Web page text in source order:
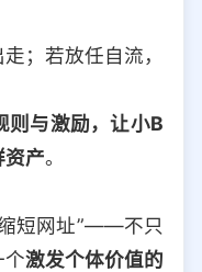
；若放任自流，
则与激励，让小B
资产。
短网址”——不只
个激发个体价值的